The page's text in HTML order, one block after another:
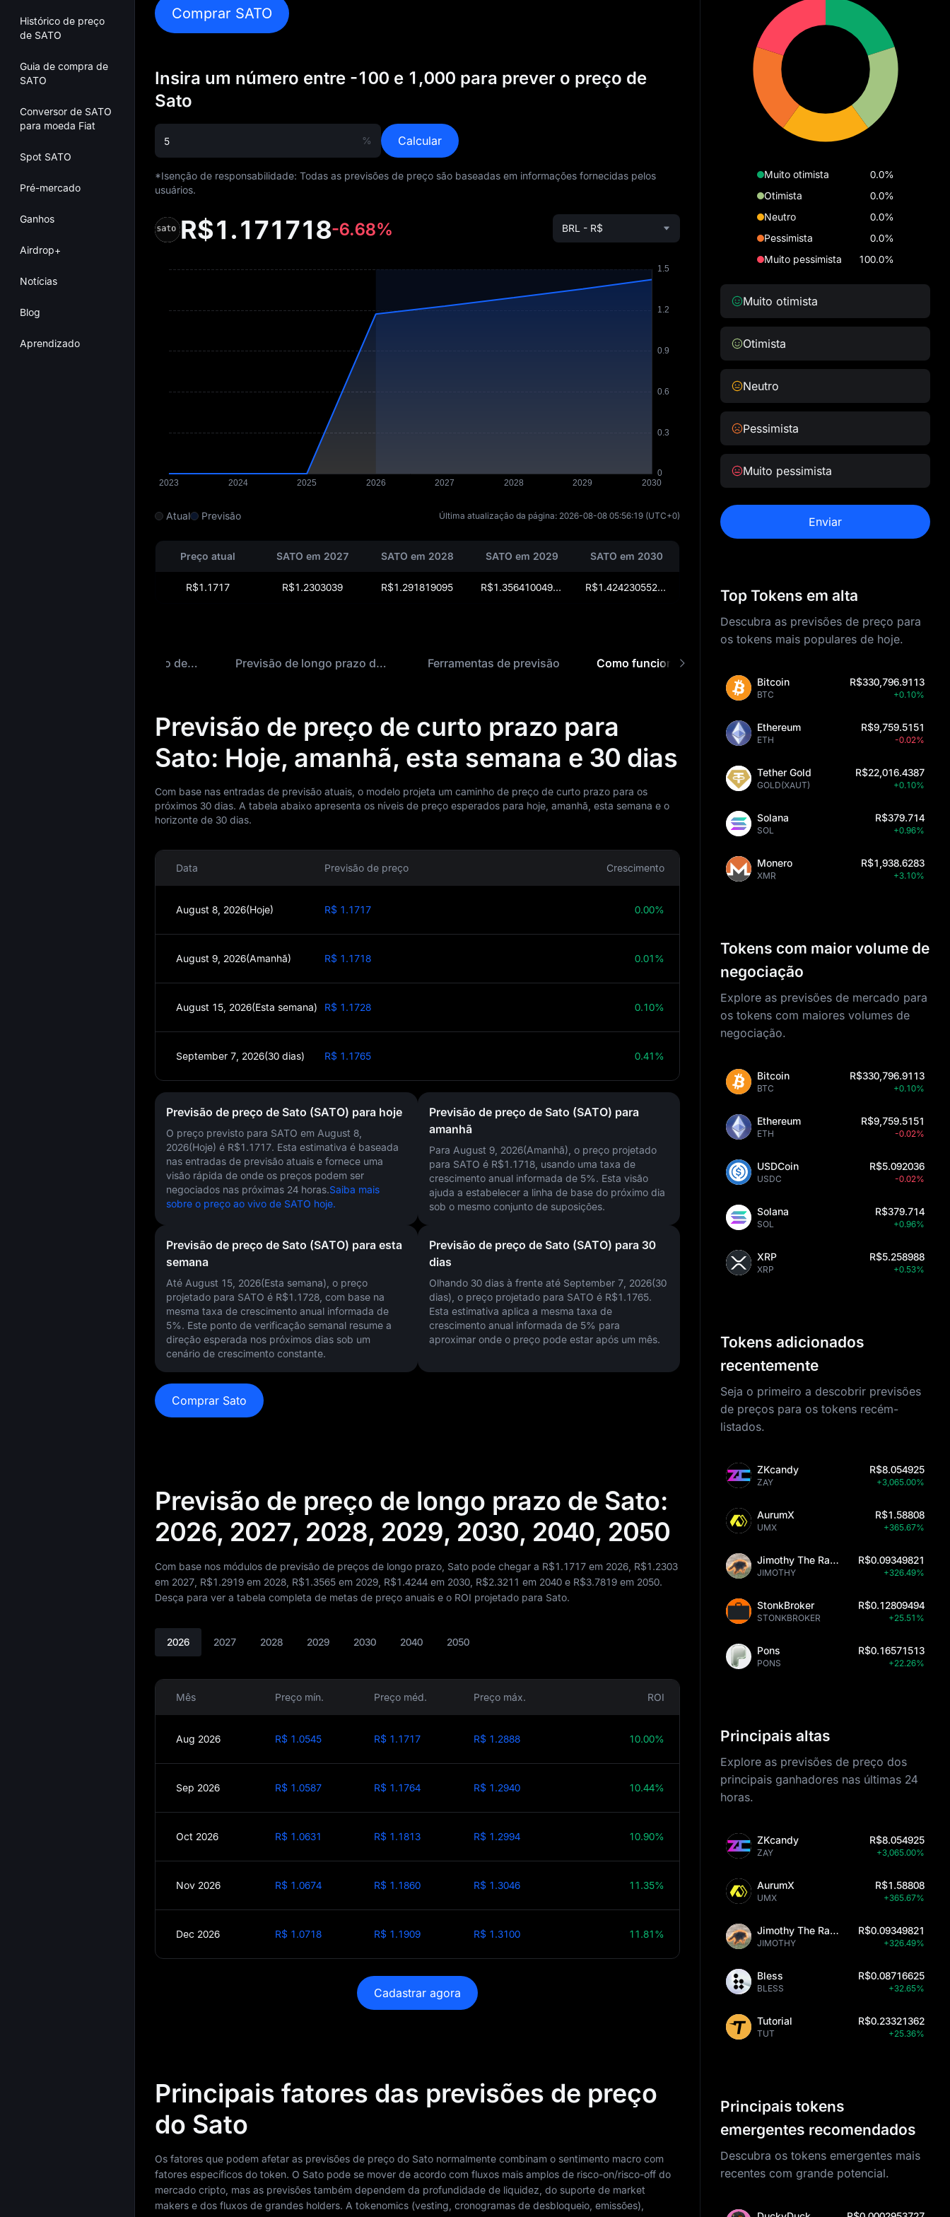
Histórico de preço
de SATO
Guia de compra de
SATO
Conversor de SATO
para moeda Fiat
Spot SATO
Pré-mercado
Ganhos
Airdrop+
Notícias
Blog
Aprendizado
Comprar SATO
Insira um número entre -100 e 1,000 para prever o preço de
Sato
% Calcular
*Isenção de responsabilidade: Todas as previsões de preço são baseadas em informações fornecidas pelos
usuários.
R$1.171718-6.68% BRL - R$
Atual Previsão Última atualização da página: 2026-08-08 05:56:19 (UTC+0)
Preço atual SATO em 2027 SATO em 2028 SATO em 2029 SATO em 2030
R$1.1717 R$1.2303039 R$1.291819095 R$1.35641004975 R$1.4242305522375001527
Previsão de curto prazo de Sato Previsão de longo prazo de Sato Ferramentas de previsão Como funciona
Previsão de preço de curto prazo para
Sato: Hoje, amanhã, esta semana e 30 dias
Com base nas entradas de previsão atuais, o modelo projeta um caminho de preço de curto prazo para os
próximos 30 dias. A tabela abaixo apresenta os níveis de preço esperados para hoje, amanhã, esta semana e o
horizonte de 30 dias.
Data Previsão de preço Crescimento
August 8, 2026(Hoje) R$ 1.1717 0.00%
August 9, 2026(Amanhã) R$ 1.1718 0.01%
August 15, 2026(Esta semana) R$ 1.1728 0.10%
September 7, 2026(30 dias) R$ 1.1765 0.41%
Previsão de preço de Sato (SATO) para hoje
O preço previsto para SATO em August 8,
2026(Hoje) é R$1.1717. Esta estimativa é baseada
nas entradas de previsão atuais e fornece uma
visão rápida de onde os preços podem ser
negociados nas próximas 24 horas.Saiba mais
sobre o preço ao vivo de SATO hoje.
Previsão de preço de Sato (SATO) para
amanhã
Para August 9, 2026(Amanhã), o preço projetado
para SATO é R$1.1718, usando uma taxa de
crescimento anual informada de 5%. Esta visão
ajuda a estabelecer a linha de base do próximo dia
sob o mesmo conjunto de suposições.
Previsão de preço de Sato (SATO) para esta
semana
Até August 15, 2026(Esta semana), o preço
projetado para SATO é R$1.1728 , com base na
mesma taxa de crescimento anual informada de
5%. Este ponto de verificação semanal resume a
direção esperada nos próximos dias sob um
cenário de crescimento constante.
Previsão de preço de Sato (SATO) para 30
dias
Olhando 30 dias à frente até September 7, 2026(30
dias), o preço projetado para SATO é R$1.1765.
Esta estimativa aplica a mesma taxa de
crescimento anual informada de 5% para
aproximar onde o preço pode estar após um mês.
Comprar Sato
Previsão de preço de longo prazo de Sato:
2026, 2027, 2028, 2029, 2030, 2040, 2050
Com base nos módulos de previsão de preços de longo prazo, Sato pode chegar a R$1.1717 em 2026, R$1.2303
em 2027, R$1.2919 em 2028, R$1.3565 em 2029, R$1.4244 em 2030, R$2.3211 em 2040 e R$3.7819 em 2050.
Desça para ver a tabela completa de metas de preço anuais e o ROI projetado para Sato.
2026 2027 2028 2029 2030 2040 2050
Mês Preço mín. Preço méd. Preço máx. ROI
Aug 2026 R$ 1.0545 R$ 1.1717 R$ 1.2888 10.00%
Sep 2026 R$ 1.0587 R$ 1.1764 R$ 1.2940 10.44%
Oct 2026 R$ 1.0631 R$ 1.1813 R$ 1.2994 10.90%
Nov 2026 R$ 1.0674 R$ 1.1860 R$ 1.3046 11.35%
Dec 2026 R$ 1.0718 R$ 1.1909 R$ 1.3100 11.81%
Cadastrar agora
Principais fatores das previsões de preço
do Sato
Os fatores que podem afetar as previsões de preço do Sato normalmente combinam o sentimento macro com
fatores específicos do token. O Sato pode se mover de acordo com fluxos mais amplos de risco-on/risco-off do
mercado cripto, mas as previsões também dependem da profundidade de liquidez, do suporte de market
makers e dos fluxos de grandes holders. A tokenomics (vesting, cronogramas de desbloqueio, emissões),
Muito otimista
0.0%
Otimista
0.0%
Neutro
0.0%
Pessimista
0.0%
Muito pessimista
100.0%
Muito otimista
Otimista
Neutro
Pessimista
Muito pessimista
Enviar
Top Tokens em alta
Descubra as previsões de preço para
os tokens mais populares de hoje.
Bitcoin
BTC
R$330,796.9113
+0.10%
Ethereum
ETH
R$9,759.5151
-0.02%
Tether Gold
GOLD(XAUT)
R$22,016.4387
+0.10%
Solana
SOL
R$379.714
+0.96%
Monero
XMR
R$1,938.6283
+3.10%
Tokens com maior volume de
negociação
Explore as previsões de mercado para
os tokens com maiores volumes de
negociação.
Bitcoin
BTC
R$330,796.9113
+0.10%
Ethereum
ETH
R$9,759.5151
-0.02%
USDCoin
USDC
R$5.092036
-0.02%
Solana
SOL
R$379.714
+0.96%
XRP
XRP
R$5.258988
+0.53%
Tokens adicionados
recentemente
Seja o primeiro a descobrir previsões
de preços para os tokens recém-
listados.
ZKcandy
ZAY
R$8.054925
+3,065.00%
AurumX
UMX
R$1.58808
+365.67%
Jimothy The Raccoon
JIMOTHY
R$0.09349821
+326.49%
StonkBroker
STONKBROKER
R$0.12809494
+25.51%
Pons
PONS
R$0.16571513
+22.26%
Principais altas
Explore as previsões de preço dos
principais ganhadores nas últimas 24
horas.
ZKcandy
ZAY
R$8.054925
+3,065.00%
AurumX
UMX
R$1.58808
+365.67%
Jimothy The Raccoon
JIMOTHY
R$0.09349821
+326.49%
Bless
BLESS
R$0.08716625
+32.65%
Tutorial
TUT
R$0.23321362
+25.36%
Principais tokens
emergentes recomendados
Descubra os tokens emergentes mais
recentes com grande potencial.